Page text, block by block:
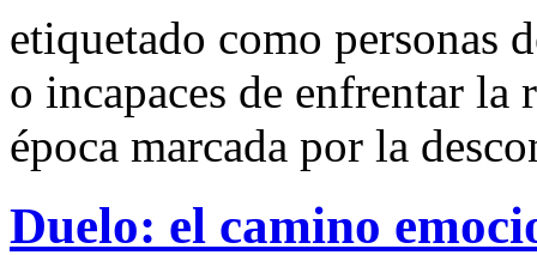
etiquetado como personas
o incapaces de enfrentar la
época marcada por la
Duelo: el camino